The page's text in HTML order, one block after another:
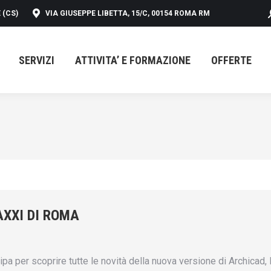
(CS) VIA GIUSEPPE LIBETTA, 15/C, 00154 ROMA RM
SERVIZI ATTIVITA’ E FORMAZIONE OFFERTE
DI ROMA
per scoprire tutte le novità della nuova versione di
SERVIZI